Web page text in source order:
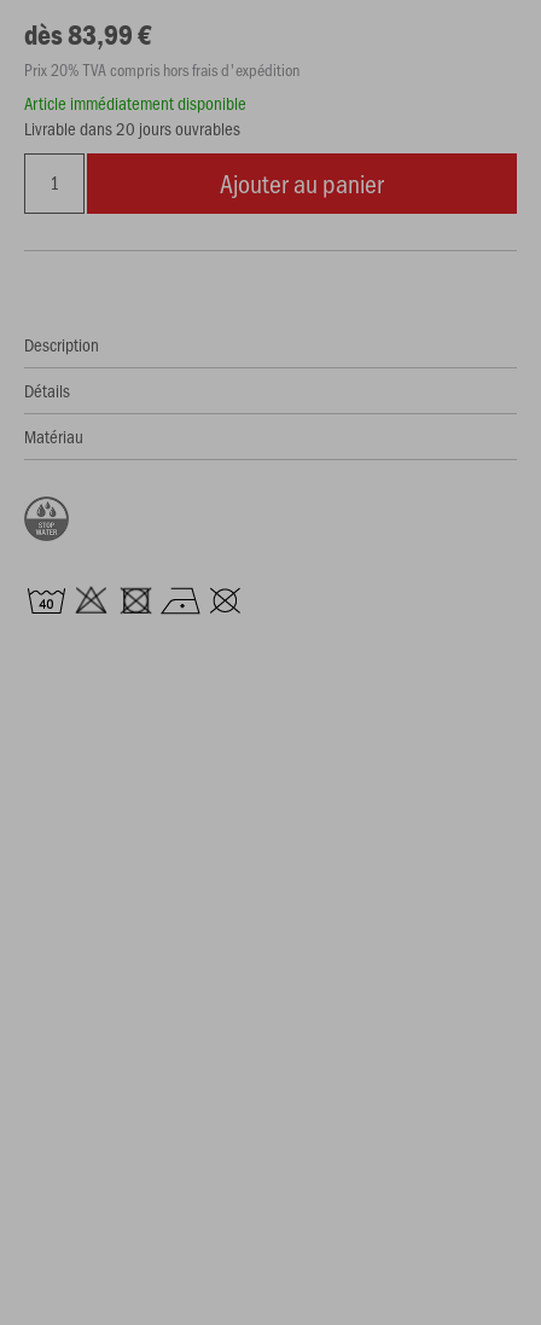
dès 83,99 €
Prix 20% TVA compris hors frais d'expédition
Article immédiatement disponible
Livrable dans 20 jours ouvrables
Ajouter au panier
Description
Détails
Matériau